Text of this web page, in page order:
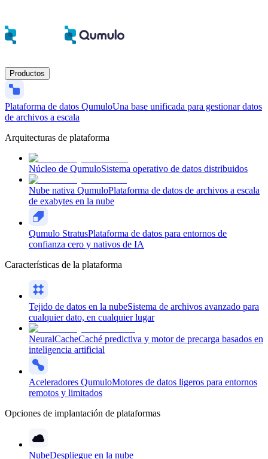
Productos
Plataforma de datos QumuloUna base unificada para gestionar datos
de archivos a escala
Arquitecturas de plataforma
Núcleo de QumuloSistema operativo de datos distribuidos
Nube nativa QumuloPlataforma de datos de archivos a escala
de exabytes en la nube
Qumulo StratusPlataforma de datos para entornos de
confianza cero y nativos de IA
Características de la plataforma
Tejido de datos en la nubeSistema de archivos avanzado para
cualquier dato, en cualquier lugar
NeuralCacheCaché predictiva y motor de precarga basados en
inteligencia artificial
Aceleradores QumuloMotores de datos ligeros para entornos
remotos y limitados
Opciones de implantación de plataformas
NubeDespliegue en la nube